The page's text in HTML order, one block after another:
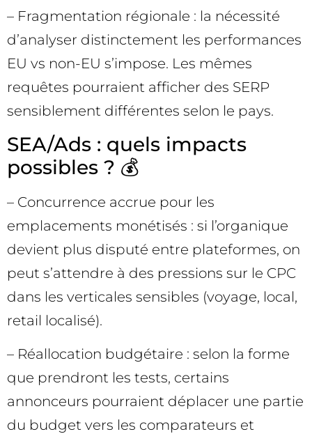
– Fragmentation régionale : la nécessité
d’analyser distinctement les performances
EU vs non-EU s’impose. Les mêmes
requêtes pourraient afficher des SERP
sensiblement différentes selon le pays.
SEA/Ads : quels impacts
possibles ? 💰
– Concurrence accrue pour les
emplacements monétisés : si l’organique
devient plus disputé entre plateformes, on
peut s’attendre à des pressions sur le CPC
dans les verticales sensibles (voyage, local,
retail localisé).
– Réallocation budgétaire : selon la forme
que prendront les tests, certains
annonceurs pourraient déplacer une partie
du budget vers les comparateurs et